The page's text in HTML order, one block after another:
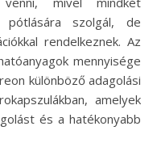
pótlására szolgál, de
rendelkeznek. Az
mennyisége
különböző adagolási
amelyek
és a hatékonyabb